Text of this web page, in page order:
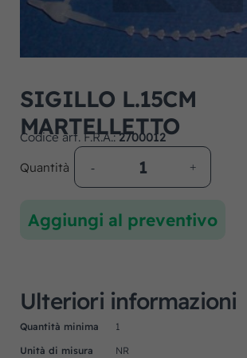
SIGILLO L.15CM
MARTELLETTO
Codice art. F.R.A.:2700012
Quantità
Aggiungi al preventivo
Ulteriori informazioni
Quantità minima
1
Unità di misura
NR